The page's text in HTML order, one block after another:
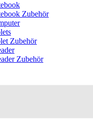
Zubehör
Zubehör
Zubehör